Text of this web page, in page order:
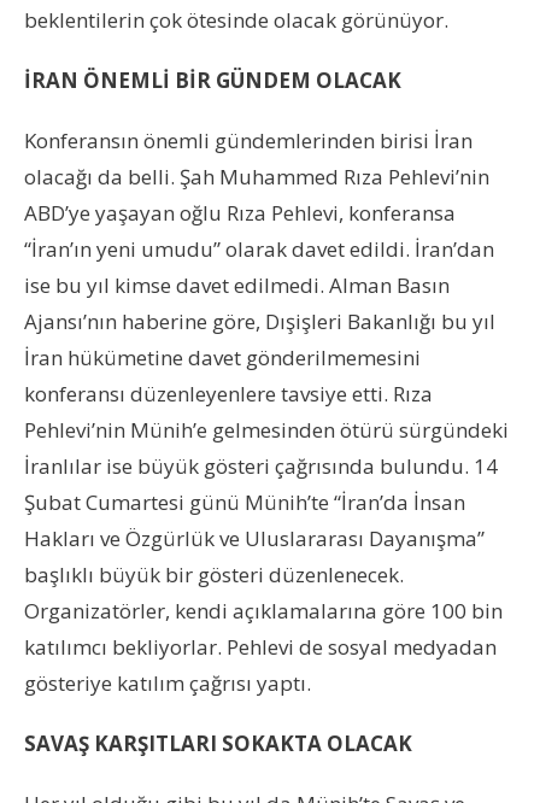
beklentilerin çok ötesinde olacak görünüyor.
İRAN ÖNEMLİ BİR GÜNDEM OLACAK
Konferansın önemli gündemlerinden birisi İran
olacağı da belli. Şah Muhammed Rıza Pehlevi’nin
ABD’ye yaşayan oğlu Rıza Pehlevi, konferansa
“İran’ın yeni umudu” olarak davet edildi. İran’dan
ise bu yıl kimse davet edilmedi. Alman Basın
Ajansı’nın haberine göre, Dışişleri Bakanlığı bu yıl
İran hükümetine davet gönderilmemesini
konferansı düzenleyenlere tavsiye etti. Rıza
Pehlevi’nin Münih’e gelmesinden ötürü sürgündeki
İranlılar ise büyük gösteri çağrısında bulundu. 14
Şubat Cumartesi günü Münih’te “İran’da İnsan
Hakları ve Özgürlük ve Uluslararası Dayanışma”
başlıklı büyük bir gösteri düzenlenecek.
Organizatörler, kendi açıklamalarına göre 100 bin
katılımcı bekliyorlar. Pehlevi de sosyal medyadan
gösteriye katılım çağrısı yaptı.
SAVAŞ KARŞITLARI SOKAKTA OLACAK